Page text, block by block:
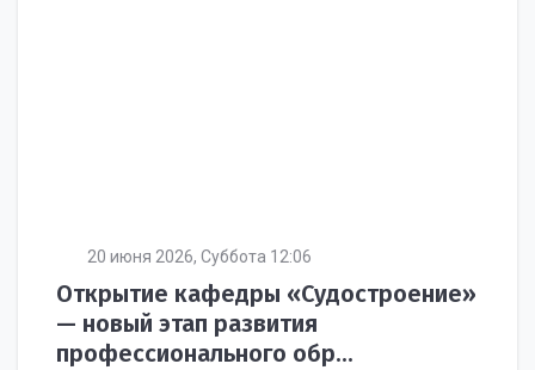
20 июня 2026, Суббота 12:06
Открытие кафедры «Судостроение»
— новый этап развития
профессионального обр...